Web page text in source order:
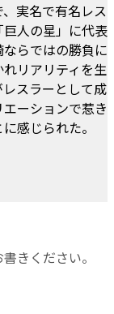
実名で有名レス
人の星」に代表
らではの勝負に
リアリティを生
スラーとして成
ーションで惹き
感じられた。
きください。